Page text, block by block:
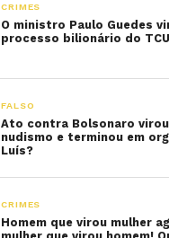
CRIMES
O ministro Paulo Guedes
processo bilionário do
FALSO
Ato contra Bolsonaro
nudismo e terminou em
Luís?
CRIMES
Homem que virou mulher